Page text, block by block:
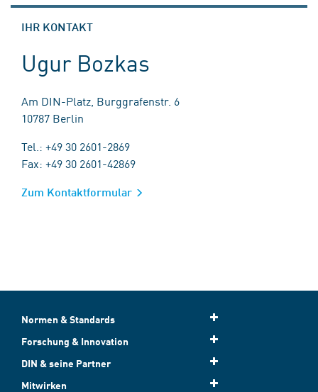
IHR KONTAKT
Ugur Bozkas
Am DIN-Platz, Burggrafenstr. 6
10787 Berlin
Tel.: +49 30 2601-2869
Fax: +49 30 2601-42869
Zum Kontaktformular
Normen & Standards
Forschung & Innovation
DIN & seine Partner
Mitwirken